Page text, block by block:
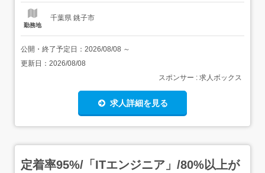
勤務地
千葉県 銚子市
公開・終了予定日： 2026/08/08 ～
更新日： 2026/08/08
スポンサー : 求人ボックス
求人詳細を見る
定着率95%/「ITエンジニア」/80%以上が